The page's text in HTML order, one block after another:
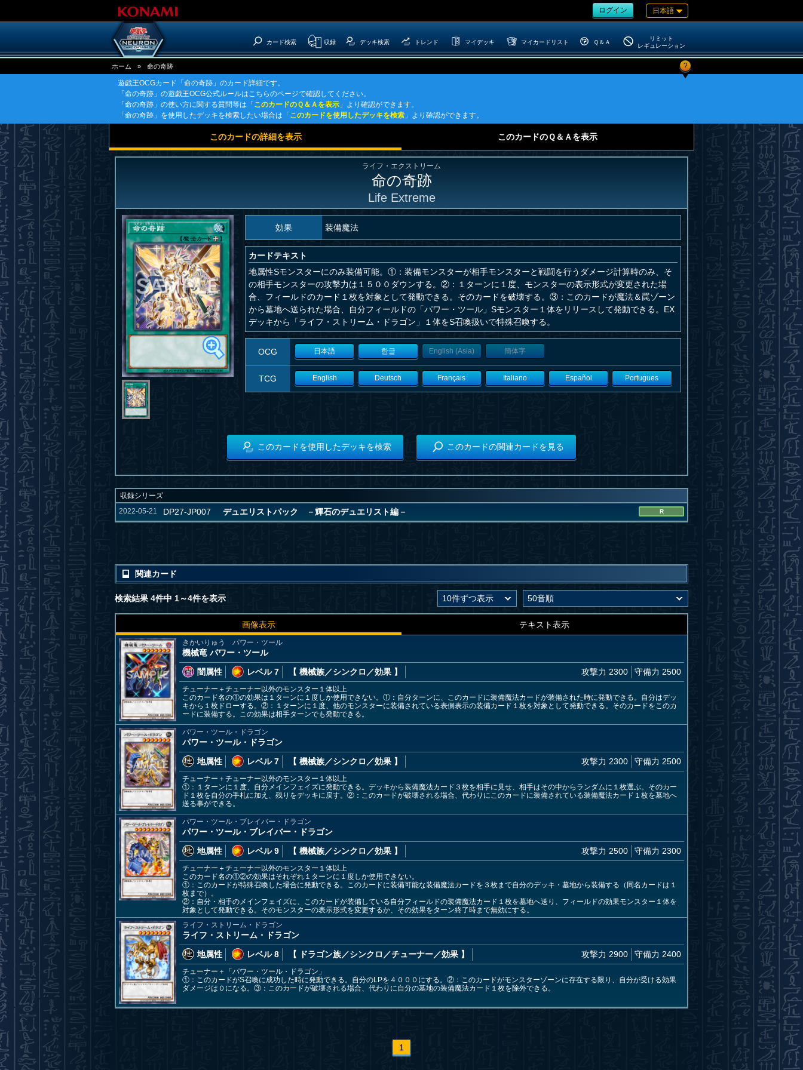
ログイン 日本語
カード検索 収録 デッキ検索 トレンド マイデッキ マイカードリスト Ｑ＆Ａ
リミット
レギュレーション
ホーム » 命の奇跡 ?
遊戯王OCGカード「命の奇跡」のカード詳細です。
「命の奇跡」の遊戯王OCG公式ルールはこちらのページで確認してください。
「命の奇跡」の使い方に関する質問等は「 このカードのＱ＆Ａを表示 」より確認ができます。
「命の奇跡」を使用したデッキを検索したい場合は「 このカードを使用したデッキを検索 」より確認ができます。
このカードの詳細を表示 このカードのＱ＆Ａを表示
ライフ・エクストリーム
命の奇跡
Life Extreme
効果 装備魔法
カードテキスト
地属性Sモンスターにのみ装備可能。①：装備モンスターが相手モンスターと戦闘を行うダメージ計算時のみ、そ
の相手モンスターの攻撃力は１５００ダウンする。②：１ターンに１度、モンスターの表示形式が変更された場
合、フィールドのカード１枚を対象として発動できる。そのカードを破壊する。③：このカードが魔法＆罠ゾーン
から墓地へ送られた場合、自分フィールドの「パワー・ツール」Sモンスター１体をリリースして発動できる。EX
デッキから「ライフ・ストリーム・ドラゴン」１体をS召喚扱いで特殊召喚する。
OCG 日本語 한글 English (Asia) 簡体字
TCG English Deutsch Français Italiano Español Portugues
このカードを使用したデッキを検索 このカードの関連カードを見る
収録シリーズ
2022-05-21
DP27-JP007 デュエリストパック －輝石のデュエリスト編－ R
関連カード
検索結果 4件中 1～4件を表示
画像表示 テキスト表示
きかいりゅう パワー・ツール
機械竜 パワー・ツール
闇属性
レベル 7 【 機械族／シンクロ／効果 】 攻撃力 2300 守備力 2500
チューナー＋チューナー以外のモンスター１体以上
このカード名の①の効果は１ターンに１度しか使用できない。①：自分ターンに、このカードに装備魔法カードが装備された時に発動できる。自分はデッ
キから１枚ドローする。②：１ターンに１度、他のモンスターに装備されている表側表示の装備カード１枚を対象として発動できる。そのカードをこのカ
ードに装備する。この効果は相手ターンでも発動できる。
パワー・ツール・ドラゴン
パワー・ツール・ドラゴン
地属性
レベル 7 【 機械族／シンクロ／効果 】 攻撃力 2300 守備力 2500
チューナー＋チューナー以外のモンスター１体以上
①：１ターンに１度、自分メインフェイズに発動できる。デッキから装備魔法カード３枚を相手に見せ、相手はその中からランダムに１枚選ぶ。そのカー
ド１枚を自分の手札に加え、残りをデッキに戻す。②：このカードが破壊される場合、代わりにこのカードに装備されている装備魔法カード１枚を墓地へ
送る事ができる。
パワー・ツール・ブレイバー・ドラゴン
パワー・ツール・ブレイバー・ドラゴン
地属性
レベル 9 【 機械族／シンクロ／効果 】 攻撃力 2500 守備力 2300
チューナー＋チューナー以外のモンスター１体以上
このカード名の①②の効果はそれぞれ１ターンに１度しか使用できない。
①：このカードが特殊召喚した場合に発動できる。このカードに装備可能な装備魔法カードを３枚まで自分のデッキ・墓地から装備する（同名カードは１
枚まで）。
②：自分・相手のメインフェイズに、このカードが装備している自分フィールドの装備魔法カード１枚を墓地へ送り、フィールドの効果モンスター１体を
対象として発動できる。そのモンスターの表示形式を変更するか、その効果をターン終了時まで無効にする。
ライフ・ストリーム・ドラゴン
ライフ・ストリーム・ドラゴン
地属性
レベル 8 【 ドラゴン族／シンクロ／チューナー／効果 】 攻撃力 2900 守備力 2400
チューナー＋「パワー・ツール・ドラゴン」
①：このカードがS召喚に成功した時に発動できる。自分のLPを４０００にする。②：このカードがモンスターゾーンに存在する限り、自分が受ける効果
ダメージは０になる。③：このカードが破壊される場合、代わりに自分の墓地の装備魔法カード１枚を除外できる。
1